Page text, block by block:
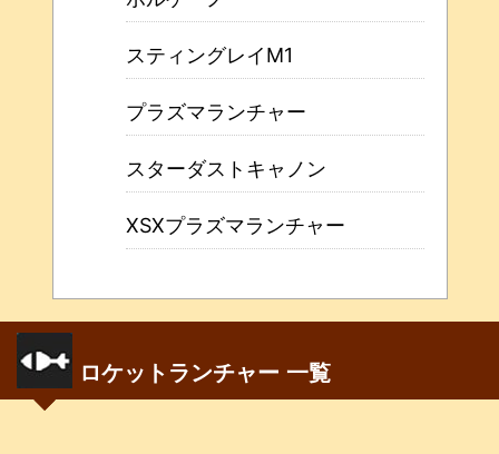
スティングレイM1
プラズマランチャー
スターダストキャノン
XSXプラズマランチャー
ロケットランチャー 一覧